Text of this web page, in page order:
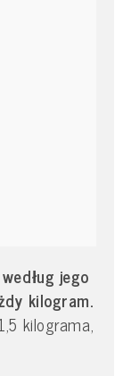
jego
kilogram.
kilograma,